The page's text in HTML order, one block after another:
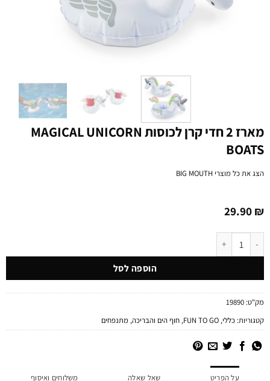
מארז 2 חדי קרן לכוסות MAGICAL UNICORN
BOATS
הצג את כל מוצריBIG MOUTH
29.90₪
כמות של מארז 2 חדי קרן לכוסות MAGICAL UNICORN BOATS
הוספה לסל
מק"ט:19890
קטגוריות:כללי,
FUN TO GO
,חוף הים והבריכה,מתנפחים
על הפריט שאל שאלה משלוחים ואיסוף